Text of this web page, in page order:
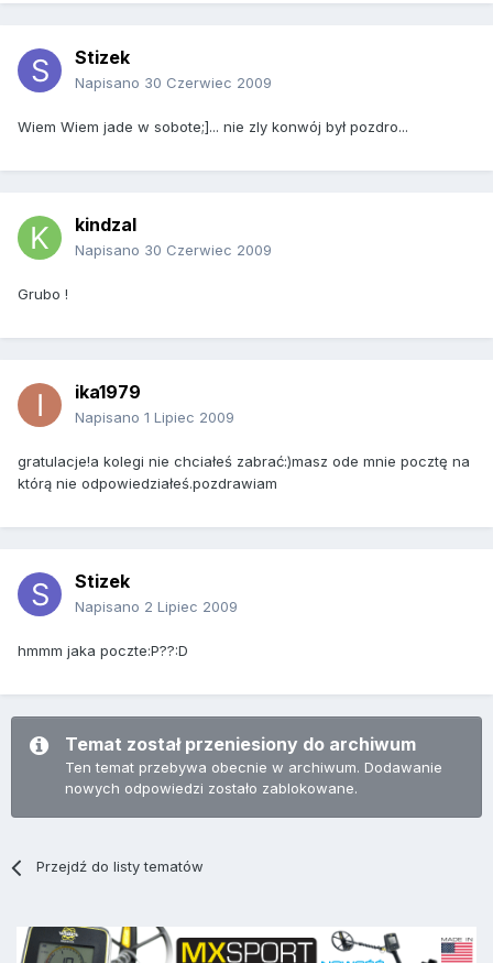
Stizek
Napisano 30 Czerwiec 2009
Wiem Wiem jade w sobote;]... nie zly konwój był pozdro...
kindzal
Napisano 30 Czerwiec 2009
Grubo !
ika1979
Napisano 1 Lipiec 2009
gratulacje!a kolegi nie chciałeś zabrać:)masz ode mnie pocztę na
którą nie odpowiedziałeś.pozdrawiam
Stizek
Napisano 2 Lipiec 2009
hmmm jaka poczte:P??:D
Temat został przeniesiony do archiwum
Ten temat przebywa obecnie w archiwum. Dodawanie
nowych odpowiedzi zostało zablokowane.
Przejdź do listy tematów